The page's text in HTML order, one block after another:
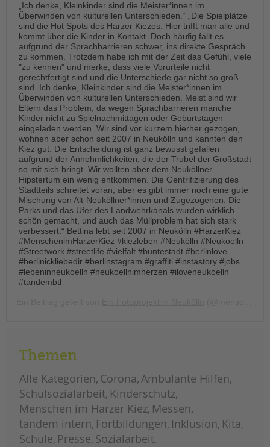
„Ich denke, Kleinkinder sind die Meister*innen im
Überwinden von kulturellen Unterschieden.“ „Die Spielplätze
sind die Hot Spots des Harzer Kiezes. Hier trifft man alle und
kommt über die Kinder in Kontakt. Doch häufig fällt es
aufgrund der Sprachbarrieren schwer, ins direkte Gespräch
zu kommen. Trotzdem habe ich mit der Zeit das Gefühl, viele
"zu kennen" und merke, dass viele Vorurteile nicht
gerechtfertigt sind und die Unterschiede gar nicht so groß
sind. Ich denke, Kleinkinder sind die Meister*innen im
Überwinden von kulturellen Unterschieden. Meist sind wir
Eltern das Problem, da wegen Sprachbarrieren manche
Kinder nicht zu Spielnachmittagen oder Geburtstagen
eingeladen werden. Wir sind vor kurzem hierher gezogen,
wohnen aber schon seit 2007 in Neukölln und kannten den
Kiez gut. Die Entscheidung ist ganz bewusst gefallen
aufgrund der Annehmlichkeiten, die der Trubel der Großstadt
so mit sich bringt. Wir wollten aber dem Neuköllner
Hipstertum ein wenig entkommen. Die Gentrifizierung des
Stadtteils schreitet voran, aber es gibt immer noch eine gute
Mischung von Alt-Neuköllner*innen und Zugezogenen. Die
Parks und das Ufer des Landwehrkanals wurden wirklich
schön gemacht, und auch das Müllproblem hat sich stark
verbessert.“ Bettina lebt seit 2007 in Neukölln #HarzerKiez
#MenschenimHarzerKiez #kiezleben #Neukölln #Neukoelln
#Streetwork #streetlife #vielfalt #buntestadt #berlinlove
#berlinickliebedir #berlinstagram #graffiti #instastory #jobs
#lebeninneukoelln #neukoellnimherzen #iloveneukoelln
#tandembtl
Themen
Alle Kategorien Corona Ambulante Hilfen
Schulsozialarbeit Kinderschutz
Menschen im Harzer Kiez Messen
tandem intern Fortbildungen Inklusion Kita
Schule Presse Sozialarbeit